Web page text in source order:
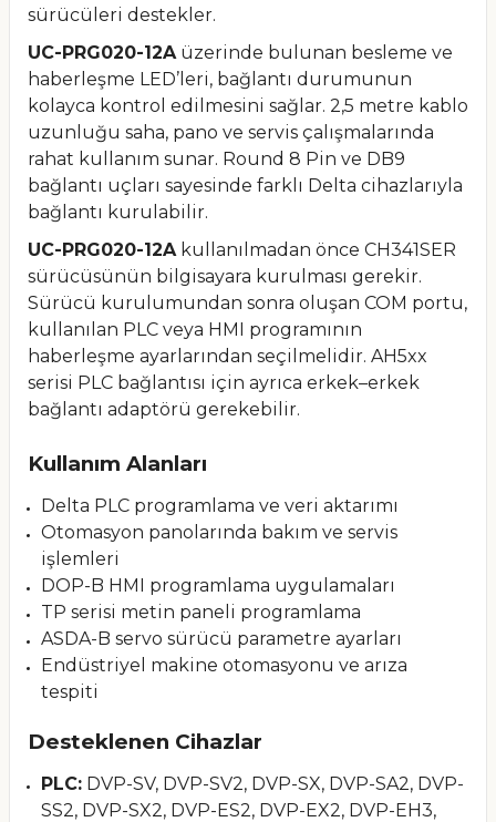
sürücüleri destekler.
UC-PRG020-12Aüzerinde bulunan besleme ve
haberleşme LED’leri, bağlantı durumunun
kolayca kontrol edilmesini sağlar. 2,5 metre kablo
uzunluğu saha, pano ve servis çalışmalarında
rahat kullanım sunar. Round 8 Pin ve DB9
bağlantı uçları sayesinde farklı Delta cihazlarıyla
bağlantı kurulabilir.
UC-PRG020-12Akullanılmadan önce CH341SER
sürücüsünün bilgisayara kurulması gerekir.
Sürücü kurulumundan sonra oluşan COM portu,
kullanılan PLC veya HMI programının
haberleşme ayarlarından seçilmelidir. AH5xx
serisi PLC bağlantısı için ayrıca erkek–erkek
bağlantı adaptörü gerekebilir.
Kullanım Alanları
Delta PLC programlama ve veri aktarımı
Otomasyon panolarında bakım ve servis
işlemleri
DOP-B HMI programlama uygulamaları
TP serisi metin paneli programlama
ASDA-B servo sürücü parametre ayarları
Endüstriyel makine otomasyonu ve arıza
tespiti
Desteklenen Cihazlar
PLC: DVP-SV, DVP-SV2, DVP-SX, DVP-SA2, DVP-
SS2, DVP-SX2, DVP-ES2, DVP-EX2, DVP-EH3,